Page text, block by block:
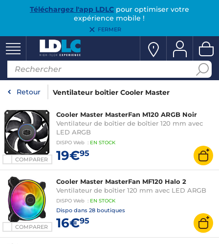
Téléchargez l'app LDLCpour optimiser votre
expérience mobile !
FERMER
Retour Ventilateur boîtier Cooler Master
COMPARER
Cooler Master MasterFan M120 ARGB Noir
Ventilateur de boîtier de boîtier 120 mm avec
LED ARGB
DISPO Web : EN STOCK
19€95
COMPARER
Cooler Master MasterFan MF120 Halo 2
Ventilateur de boîtier 120 mm avec LED ARGB
DISPO Web : EN STOCK
Dispo dans 28 boutiques
16€95